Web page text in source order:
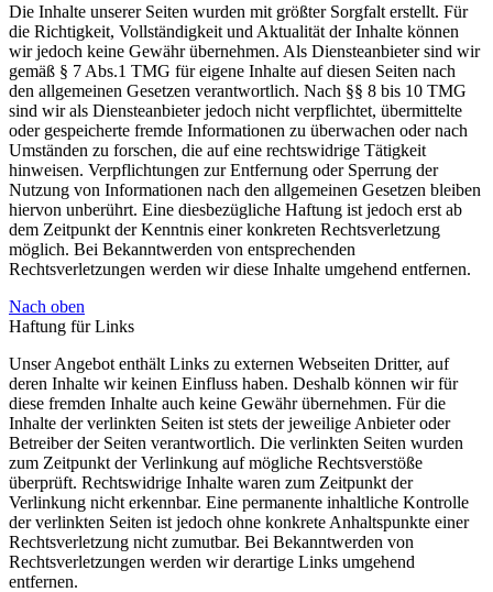
Die Inhalte unserer Seiten wurden mit größter Sorgfalt erstellt. Für
die Richtigkeit, Vollständigkeit und Aktualität der Inhalte können
wir jedoch keine Gewähr übernehmen. Als Diensteanbieter sind wir
gemäß § 7 Abs.1 TMG für eigene Inhalte auf diesen Seiten nach
den allgemeinen Gesetzen verantwortlich. Nach §§ 8 bis 10 TMG
sind wir als Diensteanbieter jedoch nicht verpflichtet, übermittelte
oder gespeicherte fremde Informationen zu überwachen oder nach
Umständen zu forschen, die auf eine rechtswidrige Tätigkeit
hinweisen. Verpflichtungen zur Entfernung oder Sperrung der
Nutzung von Informationen nach den allgemeinen Gesetzen bleiben
hiervon unberührt. Eine diesbezügliche Haftung ist jedoch erst ab
dem Zeitpunkt der Kenntnis einer konkreten Rechtsverletzung
möglich. Bei Bekanntwerden von entsprechenden
Rechtsverletzungen werden wir diese Inhalte umgehend entfernen.
Nach oben
Haftung für Links
Unser Angebot enthält Links zu externen Webseiten Dritter, auf
deren Inhalte wir keinen Einfluss haben. Deshalb können wir für
diese fremden Inhalte auch keine Gewähr übernehmen. Für die
Inhalte der verlinkten Seiten ist stets der jeweilige Anbieter oder
Betreiber der Seiten verantwortlich. Die verlinkten Seiten wurden
zum Zeitpunkt der Verlinkung auf mögliche Rechtsverstöße
überprüft. Rechtswidrige Inhalte waren zum Zeitpunkt der
Verlinkung nicht erkennbar. Eine permanente inhaltliche Kontrolle
der verlinkten Seiten ist jedoch ohne konkrete Anhaltspunkte einer
Rechtsverletzung nicht zumutbar. Bei Bekanntwerden von
Rechtsverletzungen werden wir derartige Links umgehend
entfernen.